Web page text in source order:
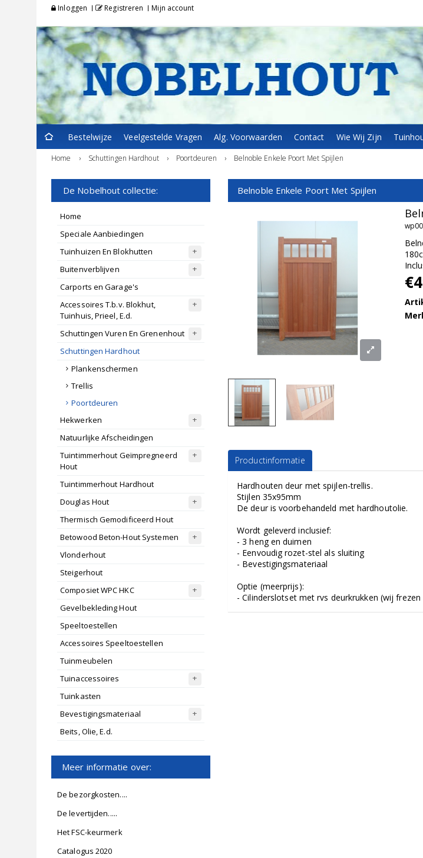
Inloggen Registreren Mijn account
Bestelwijze Veelgestelde Vragen Alg. Voorwaarden Contact Wie Wij Zijn
Home › Schuttingen Hardhout › Poortdeuren › Belnoble Enkele Poort Met Spijlen
De Nobelhout collectie:
Home
Speciale Aanbiedingen
Tuinhuizen En Blokhutten
Buitenverblijven
Carports en Garage's
Accessoires T.b.v. Blokhut,
Tuinhuis, Prieel, E.d.
Schuttingen Vuren En Grenenhout
Schuttingen Hardhout
Plankenschermen
Trellis
Poortdeuren
Hekwerken
Natuurlijke Afscheidingen
Tuintimmerhout Geïmpregneerd
Hout
Tuintimmerhout Hardhout
Douglas Hout
Thermisch Gemodificeerd Hout
Betowood Beton-Hout Systemen
Vlonderhout
Steigerhout
Composiet WPC HKC
Gevelbekleding Hout
Speeltoestellen
Accessoires Speeltoestellen
Tuinmeubelen
Tuinaccessoires
Tuinkasten
Bevestigingsmateriaal
Beits, Olie, E.d.
Meer informatie over:
De bezorgkosten....
De levertijden.....
Het FSC-keurmerk
Catalogus 2020
Belnoble Enkele Poort Met Spijlen
Productinformatie
Hardhouten deur met spijlen-trellis.
Stijlen 35x95mm
De deur is voorbehandeld met hardhoutolie.
Wordt geleverd inclusief:
- 3 heng en duimen
- Eenvoudig rozet-stel als sluiting
- Bevestigingsmateriaal
Optie (meerprijs):
- Cilinderslotset met rvs deurkrukken (wij